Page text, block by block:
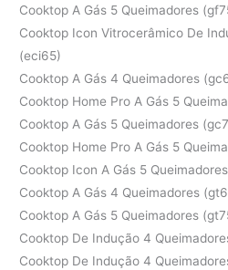
Cooktop A Gás 5 Queimadores
Cooktop Icon Vitrocerâmico De
(eci65)
Cooktop A Gás 4 Queimadores
Cooktop Home Pro A Gás 5
Cooktop A Gás 5 Queimadores
Cooktop Home Pro A Gás 5
Cooktop Icon A Gás 5
Cooktop A Gás 4 Queimadores
Cooktop A Gás 5 Queimadores
Cooktop De Indução 4
Cooktop De Indução 4